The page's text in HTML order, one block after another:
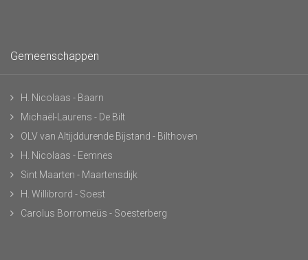
Gemeenschappen
H. Nicolaas - Baarn
Michaël-Laurens - De Bilt
OLV van Altijddurende Bijstand - Bilthoven
H. Nicolaas - Eemnes
Sint Maarten - Maartensdijk
H. Willibrord - Soest
Carolus Borromeüs - Soesterberg